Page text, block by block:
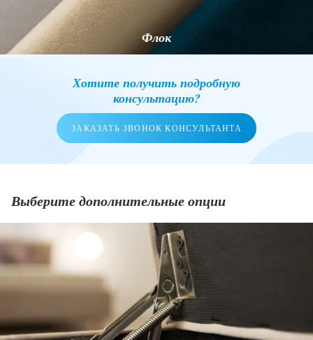
Флок
Хотите получить подробную
консультацию?
ЗАКАЗАТЬ ЗВОНОК КОНСУЛЬТАНТА
Выберите дополнительные опции